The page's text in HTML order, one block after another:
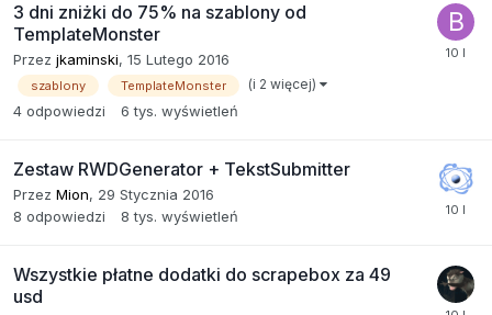
3 dni zniżki do 75% na szablony od
TemplateMonster
Przez jkaminski, 15 Lutego 2016
szablony TemplateMonster (i 2 więcej)
4 odpowiedzi 6 tys. wyświetleń
Zestaw RWDGenerator + TekstSubmitter
Przez Mion, 29 Stycznia 2016
8 odpowiedzi 8 tys. wyświetleń
Wszystkie płatne dodatki do scrapebox za 49
usd